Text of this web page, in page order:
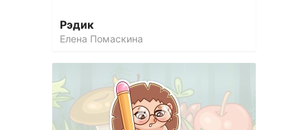
Рэдик
Елена Помаскина